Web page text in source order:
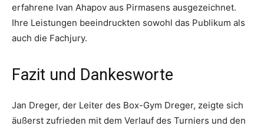
erfahrene Ivan Ahapov aus Pirmasens ausgezeichnet.
Ihre Leistungen beeindruckten sowohl das Publikum als
auch die Fachjury.
Fazit und Dankesworte
Jan Dreger, der Leiter des Box-Gym Dreger, zeigte sich
äußerst zufrieden mit dem Verlauf des Turniers und den